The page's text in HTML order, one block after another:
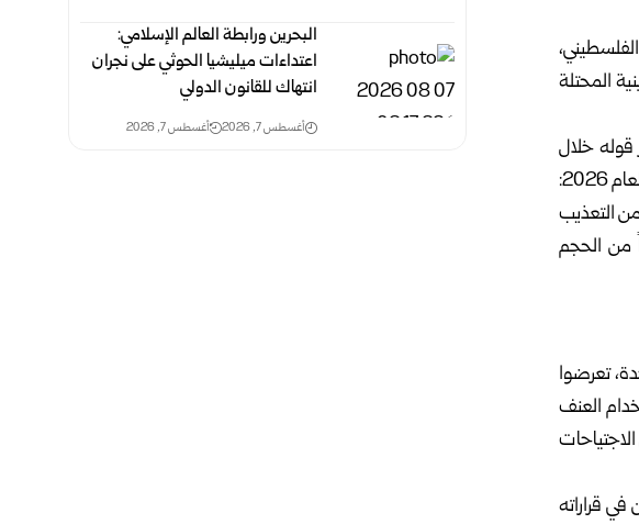
المحتلة
قوله خلال
جلسة لمجلس الأمن الدولي حول العنف الجنسي المرتبط بالنزاعات في ضوء تقرير الأمين العام للأمم المتحدة لعام 2026:
التعذيب
من الحجم
ذكور وطفلة واحدة، تعرضوا
العنف
قراراته
البحرين ورابطة العالم الإسلامي:
اعتداءات ميليشيا الحوثي على نجران
انتهاك‏ للقانون الدولي
أغسطس 7, 2026 أغسطس 7, 2026